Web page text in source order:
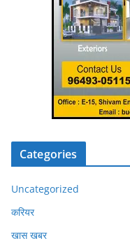
Categories
Uncategorized
करियर
खास खबर